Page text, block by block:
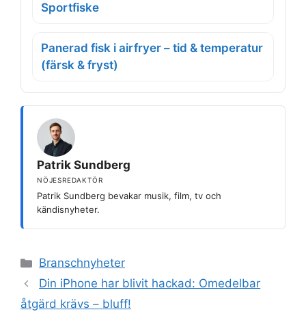
Sportfiske
Panerad fisk i airfryer – tid & temperatur
(färsk & fryst)
Patrik Sundberg
NÖJESREDAKTÖR
Patrik Sundberg bevakar musik, film, tv och
kändisnyheter.
Kategorier
Branschnyheter
Din iPhone har blivit hackad: Omedelbar
åtgärd krävs – bluff!